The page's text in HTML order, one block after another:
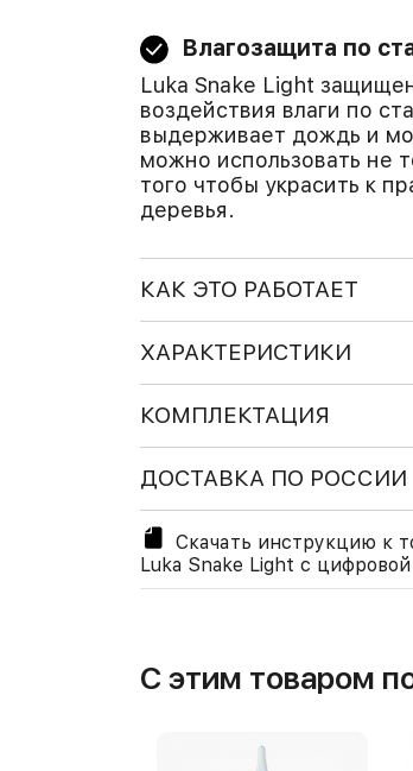
Влагозащита по
Luka Snake Light
воздействия влаги по
выдерживает дождь и
можно использовать не
того чтобы украсить к
деревья.
КАК ЭТО РАБОТАЕТ
ХАРАКТЕРИСТИКИ
КОМПЛЕКТАЦИЯ
ДОСТАВКА ПО РОССИИ
Скачать инструкцию к
Luka Snake Light с
С этим товаром